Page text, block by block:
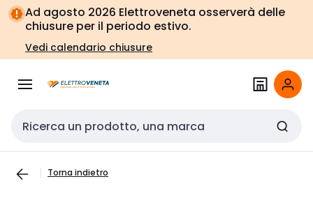
Vai alla
navigazione
Vai
alla
pagina
Ad agosto 2026 Elettroveneta osserverà delle
chiusure per il periodo estivo.
Vedi calendario chiusure
Cerca input
Torna indietro